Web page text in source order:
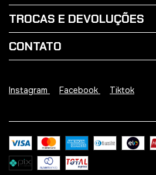
TROCAS E DEVOLUÇÕES
CONTATO
Instagram Facebook Tiktok